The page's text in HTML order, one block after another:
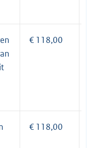
€ 118,00
€ 118,00